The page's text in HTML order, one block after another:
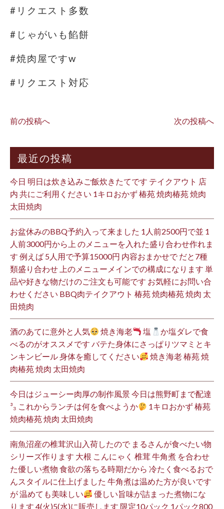
#リクエスト多数
#じゃがいも餡餅
#焼肉屋ですw
#リクエスト対応
前の投稿へ 次の投稿へ
最近の投稿
今日 明日は炊き込みご飯炊きたてです テイクアウト 店
内 共にご利用ください 1キロおかず 椿苑 焼肉椿苑 焼肉
太田焼肉
お盆休みのBBQ予約入って来ました 1人前2500円で並 1
人前3000円から上 のメニューを入れた盛り合わせ作れま
す 例えば 5人用で予算15000円 内容おまかせで だと7種
類盛り合わせ 上のメニューメインでの構成になります 単
品や好きな物だけのご注文も可能です お気軽にお問い合
わせください BBQ肉テイクアウト 椿苑 焼肉椿苑 焼肉 太
田焼肉
酒のあてに意外と人気 焼き海老 塩
か塩ダレで食
べるのがオススメです バテた身体にさっぱりツマミとキ
ンキンビール 身体を癒してください
焼き海老 椿苑 焼
肉椿苑 焼肉 太田焼肉
今日はジューシー肉厚の制作風景 今日は熊野町まで配達
³₃ これからランチは何を食べようか
1キロおかず 椿苑
焼肉椿苑 焼肉 太田焼肉
南魚沼産の椎茸沢山入荷したので まるさんが食べたい物
シリーズ作ります 大根 こんにゃく 椎茸 牛角煮 を合わせ
た優しい煮物 食欲の落ちる時期だから 冷たく食べるおで
んスタイルに仕上げました 牛角煮は温めた方が良いです
が 温めても美味しい
優しい旨味が詰まった煮物にな
ります 4(火)5(水)に販売します 限定10パック 1パック800